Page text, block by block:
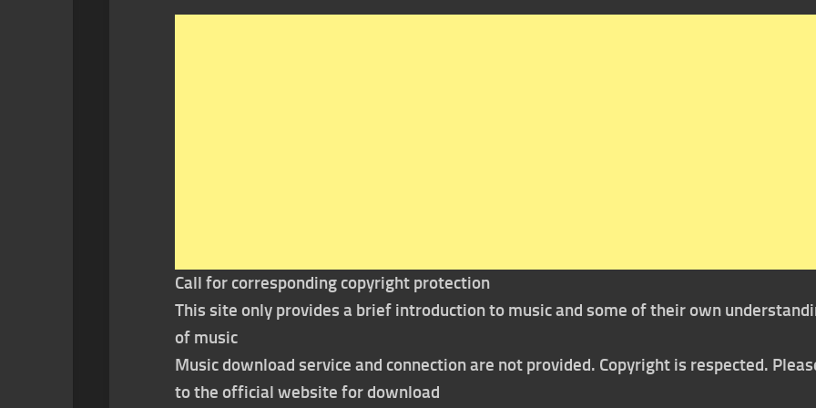
Call for corresponding copyright protection
This site only provides a brief introduction to music and some of their own
of music
Music download service and connection are not provided. Copyright is respected.
to the official website for download